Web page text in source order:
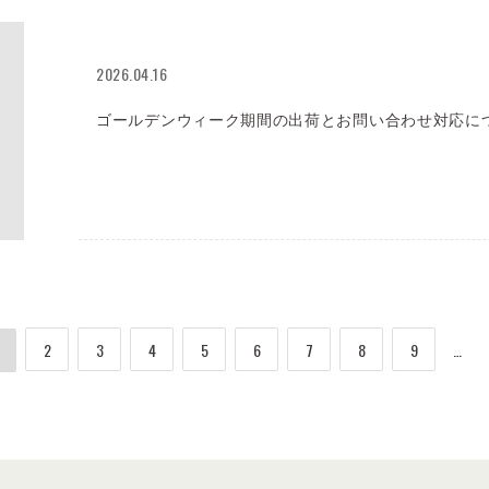
2026.04.16
ゴールデンウィーク期間の出荷とお問い合わせ対応に
2 3 4 5 6 7 8 9